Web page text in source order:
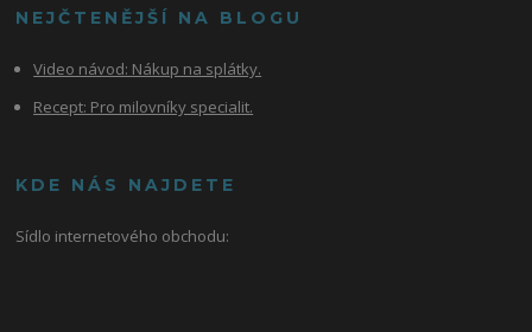
NEJČTENĚJŠÍ NA BLOGU
Video návod: Nákup na splátky.
Recept: Pro milovníky specialit.
KDE NÁS NAJDETE
Sídlo internetového obchodu: